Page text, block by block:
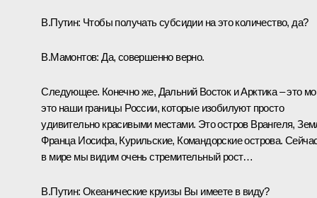
В.Путин: Чтобы получать субсидии на это количество, да?
В.Мамонтов: Да, совершенно верно.
Следующее. Конечно же, Дальний Восток и Арктика – это
это наши границы России, которые изобилуют просто
удивительно красивыми местами. Это остров Врангеля,
Франца Иосифа, Курильские, Командорские острова.
в мире мы видим очень стремительный рост…
В.Путин: Океанические круизы Вы имеете в виду?